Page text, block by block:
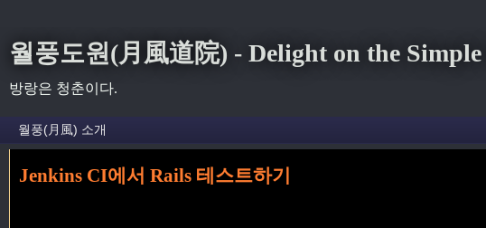
월풍도원(月風道院) - Delight on the
방랑은 청춘이다.
홈»Test»Jenkins CI에서 Rails 테스트하기
Jenkins CI에서 Rails 테스트하기